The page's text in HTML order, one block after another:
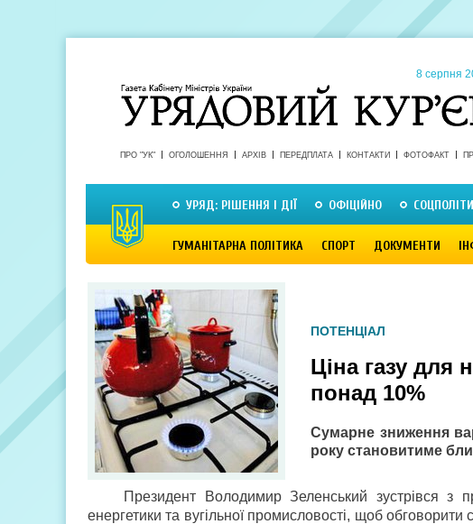
8 серпня
ПРО "УК" ОГОЛОШЕННЯ АРХІВ ПЕРЕДПЛАТА КОНТАКТИ ФОТОФАКТ
УРЯД: РІШЕННЯ І ДІЇ ОФІЦІЙНО
ГУМАНІТАРНА ПОЛІТИКА СПОРТ ДОКУМЕНТИ
ПОТЕНЦІАЛ
Ціна газу для
понад 10%
Сумарне зниження
року становитиме
Президент Володимир Зеленський зустрівся з
енергетики та вугільної промисловості, щоб